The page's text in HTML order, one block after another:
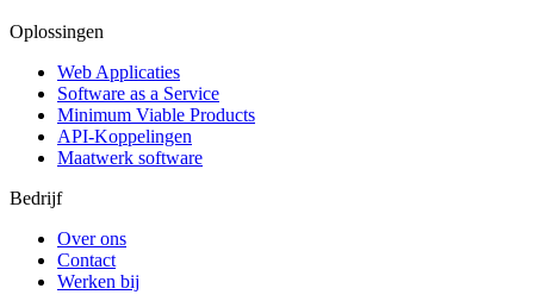
Oplossingen
Web Applicaties
Software as a Service
Minimum Viable Products
API-Koppelingen
Maatwerk software
Bedrijf
Over ons
Contact
Werken bij